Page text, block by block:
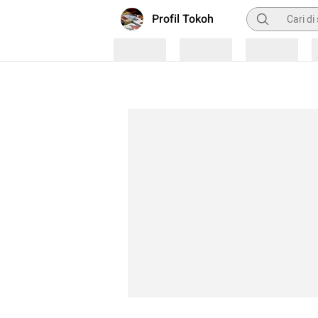
Profil Tokoh Pencarian